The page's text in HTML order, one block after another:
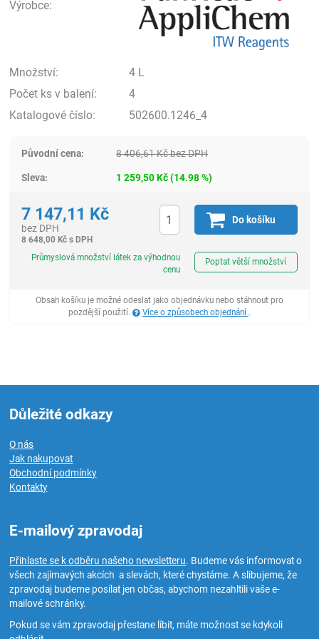
Výrobce:
Množství:
4 L
Počet ks v balení:
4
Katalogové číslo:
502600.1246_4
Původní cena: 8 406,61Kčbez DPH
Sleva: 1 259,50Kč(14.98%)
7 147,11 Kč
bez DPH
8 648,00 Kč s DPH
Do košíku
Průmyslová množství látek za výhodnou
cenu
Poptat větší množství
Obsah košíku je možné odeslat jako objednávku nebo stáhnout pro
pozdější použití.
Více o způsobech objednání
Důležité odkazy
O nás
Jak nakupovat
Obchodní podmínky
Kontakty
E-mailový zpravodaj
Přihlaste se k odběru našeho newsletteru. Budeme vás informovat o
všech zajímavých akcích a slevách, které chystáme. A slibujeme, že
zpravodaj budeme posílat jen občas, abychom nezahltili vaše e-
mailové schránky.
Pokud se vám zpravodaj přestane líbit, máte možnost se kdykoli